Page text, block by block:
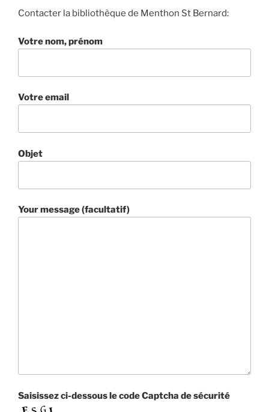
Contacter la bibliothèque de Menthon St Bernard:
Votre nom, prénom
Votre email
Objet
Your message (facultatif)
Saisissez ci-dessous le code Captcha de sécurité